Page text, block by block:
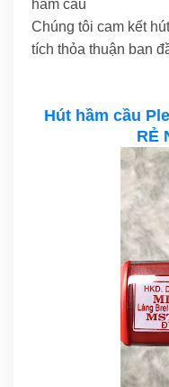
hầm cầu
Chúng tôi cam kết
tích thỏa thuận ban
Hút hầm cầu
RẺ